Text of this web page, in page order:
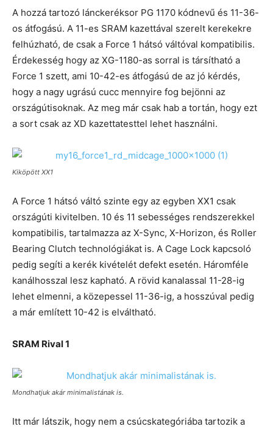
A hozzá tartozó lánckeréksor PG 1170 kódnevű és 11-36-
os átfogású. A 11-es SRAM kazettával szerelt kerekekre
felhúzható, de csak a Force 1 hátsó váltóval kompatibilis.
Érdekesség hogy az XG-1180-as sorral is társítható a
Force 1 szett, ami 10-42-es átfogású de az jó kérdés,
hogy a nagy ugrású cucc mennyire fog bejönni az
országútisoknak. Az meg már csak hab a tortán, hogy ezt
a sort csak az XD kazettatesttel lehet használni.
Kiköpött XX1
A Force 1 hátsó váltó szinte egy az egyben XX1 csak
országúti kivitelben. 10 és 11 sebességes rendszerekkel
kompatibilis, tartalmazza az X-Sync, X-Horizon, és Roller
Bearing Clutch technológiákat is. A Cage Lock kapcsoló
pedig segíti a kerék kivételét defekt esetén. Háromféle
kanálhosszal lesz kapható. A rövid kanalassal 11-28-ig
lehet elmenni, a közepessel 11-36-ig, a hosszúval pedig
a már említett 10-42 is elváltható.
SRAM Rival 1
Mondhatjuk akár minimalistának is.
Itt már látszik, hogy nem a csúcskategóriába tartozik a